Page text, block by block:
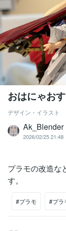
おはにゃおす
デザイン・イラスト
Ak_Blender
2026/02/25 21:48
プラモの改造な
す。
#プラモ #プラ